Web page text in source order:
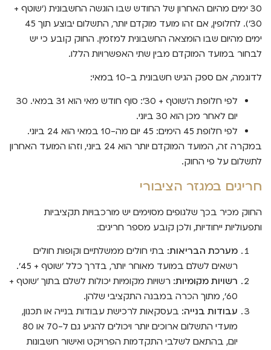
30 ימים מהיום האחרון של החודש שבו הוגשה החשבונית ('שוטף +
30'). לחלופין, אם זהו מועד מוקדם יותר, התשלום יבוצע תוך 45
ימים מהיום שבו הומצאה החשבונית למזמין. החוק קובע כי יש
לבחור במועד המוקדם מבין שתי האפשרויות הללו.
לדוגמה, אם ספק הגיש חשבונית ב-10 במאי:
לפי חלופת ה'שוטף + 30': סוף חודש מאי הוא 31 במאי. 30
יום לאחר מכן הוא 30 ביוני.
לפי חלופת 45 הימים: 45 יום מה-10 במאי הוא 24 ביוני.
במקרה זה, המועד המוקדם יותר הוא 24 ביוני, וזהו המועד האחרון
לתשלום על פי החוק.
חריגים במגזר הציבורי
החוק מכיר בכך שלגופים מסוימים יש מורכבויות תקציביות
ותפעוליות ייחודיות, ולכן קובע מספר חריגים:
מערכת הבריאות: בתי חולים ממשלתיים וקופות חולים
רשאים לשלם במועד מאוחר יותר, בדרך כלל 'שוטף + 45'.
רשויות מקומיות: רשויות מקומיות יכולות לשלם בתוך 'שוטף +
60', מתוך הכרה במבנה התקציבי שלהן.
עבודות בנייה: בעסקאות לרכישת עבודות בנייה או תכנון,
מועדי התשלום ארוכים יותר ויכולים להגיע גם ל-70 או 80
יום, בהתאם לשלבי התקדמות הפרויקט ואישור חשבונות